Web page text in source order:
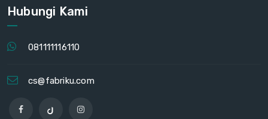
Hubungi Kami
081111116110
cs@fabriku.com